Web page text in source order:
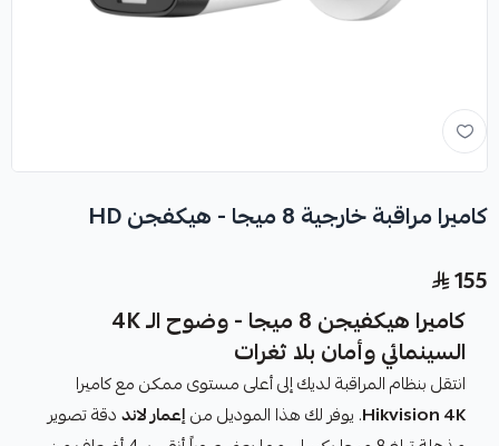
كاميرا مراقبة خارجية 8 ميجا - هيكفجن HD
155
كاميرا هيكفيجن 8 ميجا - وضوح الـ 4K
السينمائي وأمان بلا ثغرات
انتقل بنظام المراقبة لديك إلى أعلى مستوى ممكن مع كاميرا
Hikvision 4K. يوفر لك هذا الموديل منإعمار لانددقة تصوير